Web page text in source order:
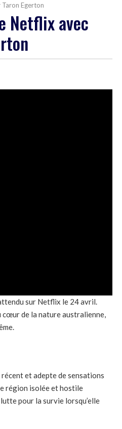
Egerton
Netflix avec
sur Netflix le 24 avril.
cœur de la nature australienne,
récent et adepte de sensations
région isolée et hostile
pour la survie lorsqu’elle